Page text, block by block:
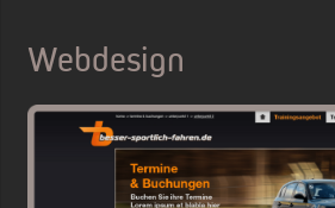
Webdesign